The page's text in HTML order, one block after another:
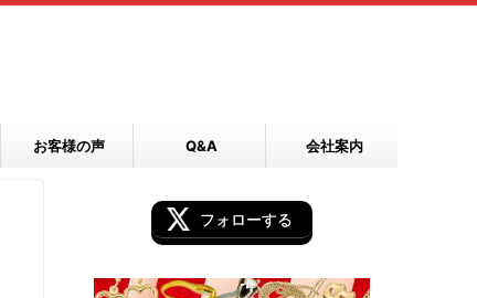
お客様の声 Q&A 会社案内
フォローする